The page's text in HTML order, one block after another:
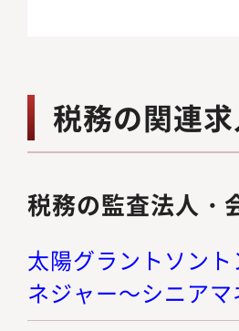
税務の関連
税務の監査法人・
太陽グラントソン
ネジャー～シニア